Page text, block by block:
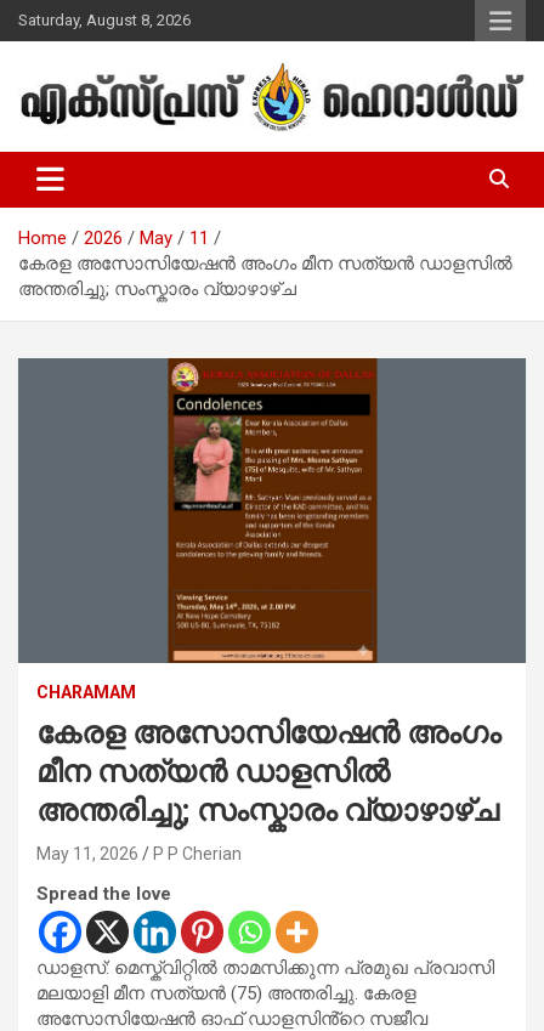
Skip
to
Saturday, August 8, 2026
Express Herald – Malayalam
Christian News
Home 2026 May
11
കേരള അസോസിയേഷൻ അംഗം മീന സത്യൻ ഡാളസിൽ
അന്തരിച്ചു; സംസ്കാരം വ്യാഴാഴ്ച
CHARAMAM
കേരള അസോസിയേഷൻ അംഗം
മീന സത്യൻ ഡാളസിൽ
അന്തരിച്ചു; സംസ്കാരം വ്യാഴാഴ്ച
May 11, 2026 P P Cherian
Spread the love
ഡാളസ്: മെസ്ക്വിറ്റിൽ താമസിക്കുന്ന പ്രമുഖ പ്രവാസി
മലയാളി മീന സത്യൻ (75) അന്തരിച്ചു. കേരള
അസോസിയേഷൻ ഓഫ് ഡാളസിൻ്റെ സജീവ